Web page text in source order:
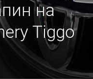
на
Tiggo